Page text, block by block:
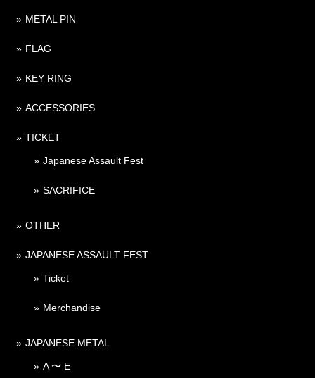
METAL PIN
FLAG
KEY RING
ACCESSORIES
TICKET
Japanese Assault Fest
SACRIFICE
OTHER
JAPANESE ASSAULT FEST
Ticket
Merchandise
JAPANESE METAL
A 〜 E